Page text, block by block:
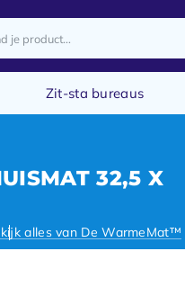
Zit-sta bureaus
32,5 X
alles van De WarmeMat™